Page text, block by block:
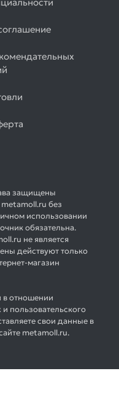
защищены
без
использовании
обязательна.
не является
действуют только
магазин
в отношении
пользовательского
свои данные в
metamoll.ru.